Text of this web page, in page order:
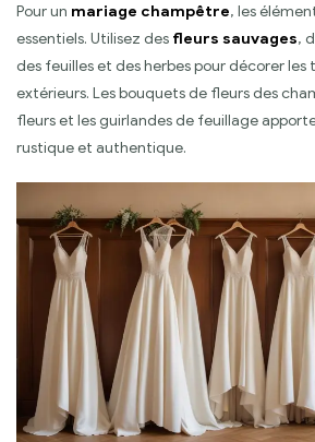
Pour un mariage champêtre, les
essentiels. Utilisez des fleurs sauvages,
des feuilles et des herbes pour décorer les
extérieurs. Les bouquets de fleurs des
fleurs et les guirlandes de feuillage
rustique et authentique.